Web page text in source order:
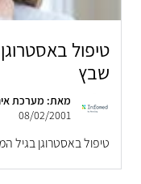
טיפול
שבץ
מאת: מערכת
08/02/2001
טיפול באסטרוגן בגיל